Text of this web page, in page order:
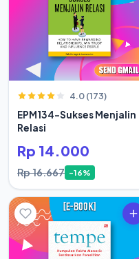
4.0 (173)
EPM134-Sukses Menjalin
Relasi
Rp 14.000
Rp 16.667 -16%